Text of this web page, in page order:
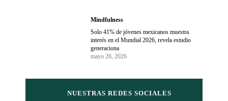
Mindfulness
Solo 41% de jóvenes mexicanos muestra
interés en el Mundial 2026, revela estudio
generaciona
mayo 26, 2026
NUESTRAS REDES SOCIALES